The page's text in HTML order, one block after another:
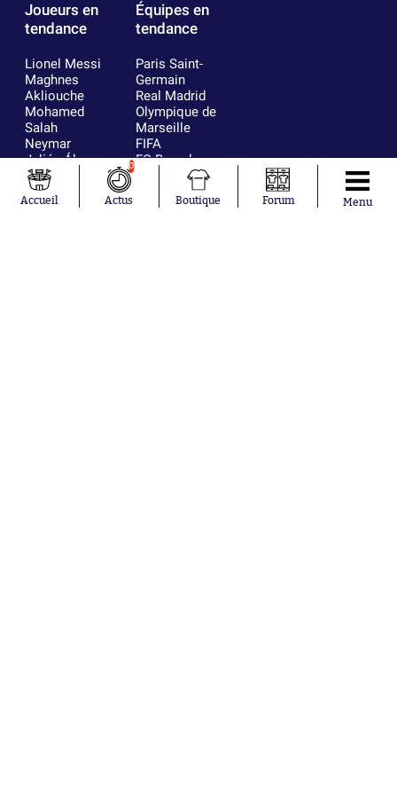
Joueurs en
tendance
Lionel Messi
Maghnes
Akliouche
Mohamed
Salah
Neymar
Julián Álvarez
Ferrán Torres
Kilian Corredor
Franco
Équipes en
tendance
Paris Saint-
Germain
Real Madrid
Olympique de
Marseille
FIFA
FC Barcelone
Argentine
Olympique
lyonnais
Accueil
0
Actus Boutique Forum Menu